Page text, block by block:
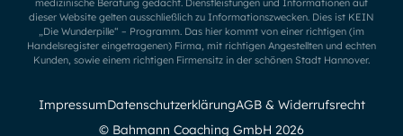
medizinische Beratung gedacht. Dienstleistungen und Informationen auf
dieser Website gelten ausschließlich zu Informationszwecken. Dies ist KEIN
„Die Wunderpille“ – Programm. Das hier kommt von einer richtigen (im
Handelsregister eingetragenen) Firma, mit richtigen Angestellten und echten
Kunden, sowie einem richtigen Firmensitz in der schönen Stadt Hannover.
© Bahmann Coaching GmbH 2026
ImpressumDatenschutzerklärungAGB & Widerrufsrecht